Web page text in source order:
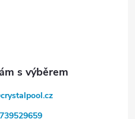
crystalpool.cz